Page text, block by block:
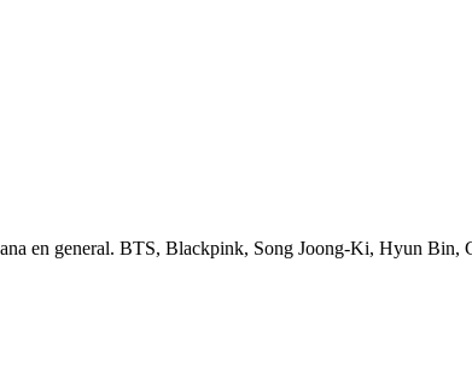
en general. BTS, Blackpink, Song Joong-Ki, Hyun Bin,